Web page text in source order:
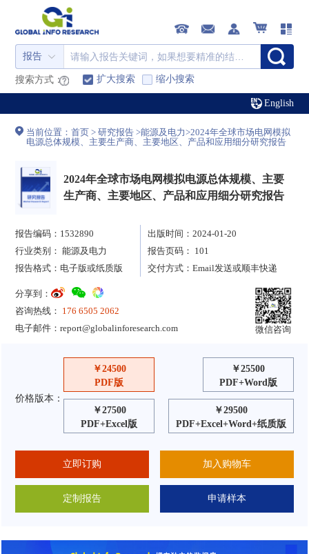
报告
搜索方式： 扩大搜索 缩小搜索
English
当前位置：首页> 研究报告>能源及电力>2024年全球市场电网模拟
电源总体规模、主要生产商、主要地区、产品和应用细分研究报告
2024年全球市场电网模拟电源总体规模、主要
生产商、主要地区、产品和应用细分研究报告
报告编码：1532890
出版时间：2024-01-20
行业类别：能源及电力
报告页码： 101
报告格式：电子版或纸质版
交付方式：Email发送或顺丰快递
分享到：
咨询热线： 176 6505 2062
电子邮件：report@globalinforesearch.com 微信咨询
价格版本：
￥24500
PDF版
￥25500
PDF+Word版
￥27500
PDF+Excel版
￥29500
PDF+Excel+Word+纸质版
立即订购 加入购物车
定制报告 申请样本